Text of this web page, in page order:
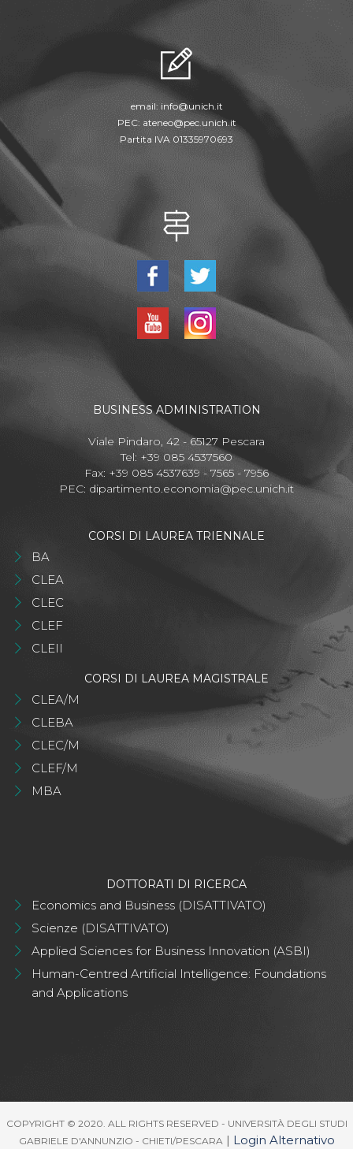
email: info@unich.it
PEC: ateneo@pec.unich.it
Partita IVA 01335970693
BUSINESS ADMINISTRATION
Viale Pindaro, 42 - 65127 Pescara
Tel: +39 085 4537560
Fax: +39 085 4537639 - 7565 - 7956
PEC: dipartimento.economia@pec.unich.it
CORSI DI LAUREA TRIENNALE
BA
CLEA
CLEC
CLEF
CLEII
CORSI DI LAUREA MAGISTRALE
CLEA/M
CLEBA
CLEC/M
CLEF/M
MBA
DOTTORATI DI RICERCA
Economics and Business (DISATTIVATO)
Scienze (DISATTIVATO)
Applied Sciences for Business Innovation (ASBI)
Human-Centred Artificial Intelligence: Foundations
and Applications
COPYRIGHT © 2020. ALL RIGHTS RESERVED - UNIVERSITÀ DEGLI STUDI
GABRIELE D'ANNUNZIO - CHIETI/PESCARA| Login Alternativo